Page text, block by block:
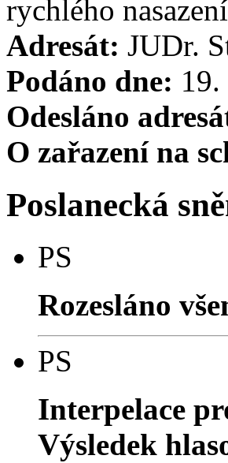
rychlého
Adresát: JUDr.
Podáno dne:
Odesláno
O zařazení na
Poslanecká
PS
Rozesláno
PS
Interpelace
Výsledek